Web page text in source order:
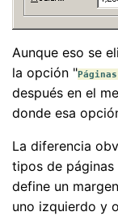
Aunque eso se
la opción "
después en el
donde esa
La diferencia
tipos de páginas
define un
uno izquierdo y